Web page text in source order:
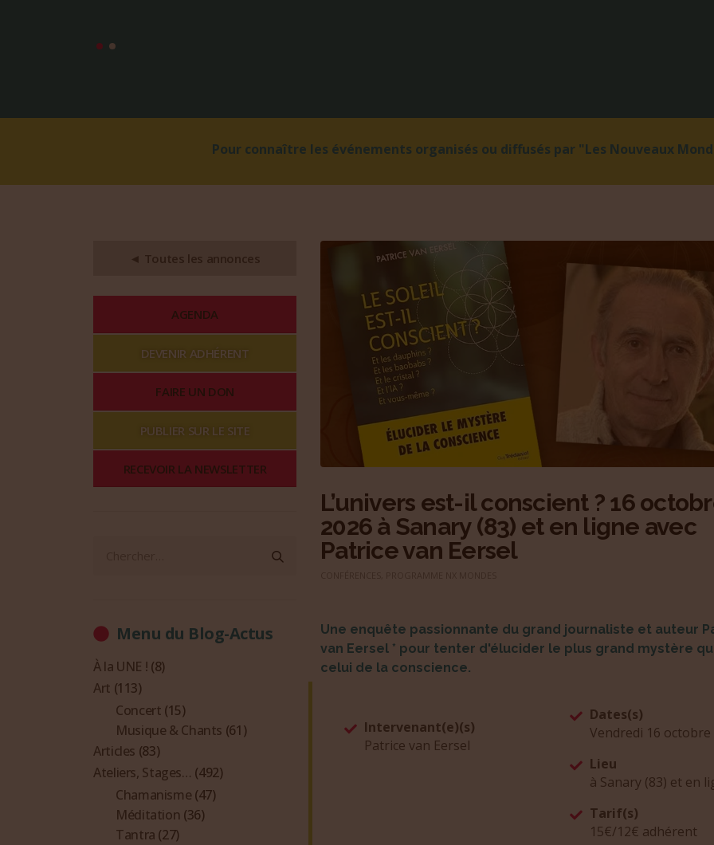
Pour connaître les événements organisés ou diffusés par "Les Nouveaux
L’univers est-il conscient ? 16
2026 à Sanary (83) et en ligne avec
Patrice van Eersel
Une enquête passionnante du grand journaliste et auteur
van Eersel * pour tenter d'élucider le plus grand mystère
celui de la conscience.
Intervenant(e)(s)
Patrice van Eersel
Dates(s)
Vendredi 16 octobre
Lieu
à Sanary (83) et en
Tarif(s)
15€/12€ adhérent
◄ Toutes les annonces
AGENDA
DEVENIR ADHÉRENT
FAIRE UN DON
PUBLIER SUR LE SITE
RECEVOIR LA NEWSLETTER
Menu du Blog-Actus
À la UNE ! (8)
Art (113)
Concert (15)
Musique & Chants (61)
Articles (83)
Ateliers, Stages… (492)
Chamanisme (47)
Méditation (36)
Tantra (27)